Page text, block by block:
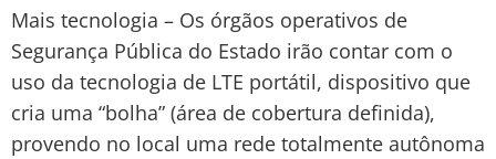
Mais tecnologia – Os órgãos operativos de
Segurança Pública do Estado irão contar com o
uso da tecnologia de LTE portátil, dispositivo que
cria uma “bolha” (área de cobertura definida),
provendo no local uma rede totalmente autônoma